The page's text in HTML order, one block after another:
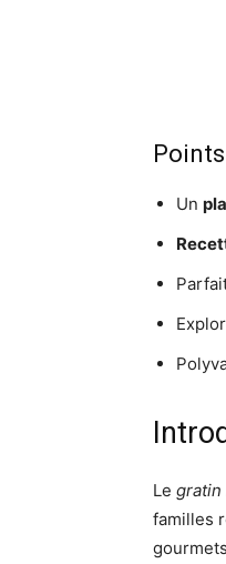
Un
Le gratin
familles